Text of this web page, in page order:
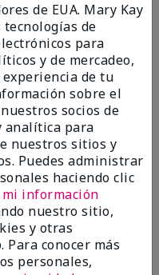
Mascara
de EUA. Mary Kay
de
para
y de mercadeo,
de tu
sobre el
socios de
analítica para
nuestros sitios y
Puedes administrar
haciendo clic
información
nuestro sitio,
y otras
conocer más
personales,